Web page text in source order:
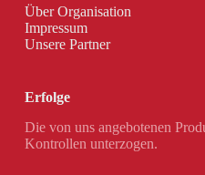
Über Organisation
Impressum
Unsere Partner
Erfolge
Die von uns angebotenen
Kontrollen unterzogen.